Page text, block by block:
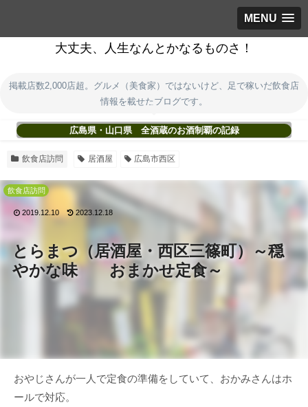
MENU
大丈夫、人生なんとかなるものさ！
掲載店数2,000店超。グルメ（美食家）ではないけど、足で稼いだ飲食店
情報を載せたブログです。
広島県・山口県 全酒蔵のお酒制覇の記録
飲食店訪問 居酒屋 広島市西区
とらまつ（居酒屋・西区三篠町）～穏
やかな味 おまかせ定食～
飲食店訪問
2019.12.10 2023.12.18
おやじさんが一人で定食の準備をしていて、おかみさんはホ
ールで対応。